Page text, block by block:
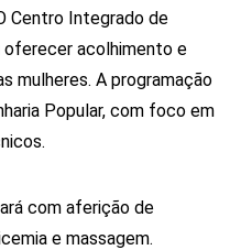
Centro Integrado de
oferecer acolhimento e
mulheres. A programação
Popular, com foco em
com aferição de
e massagem.